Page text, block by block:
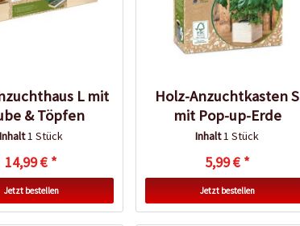
L mit
& Töpfen
Inhalt1 Stück
14,99 € *
Jetzt bestellen
Holz-Anzuchtkasten S
mit Pop-up-Erde
Inhalt1 Stück
5,99 € *
Jetzt bestellen